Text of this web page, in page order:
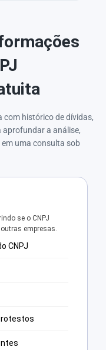
com histórico de dívidas,
a análise,
uma consulta sob
se o CNPJ
empresas.
CNPJ